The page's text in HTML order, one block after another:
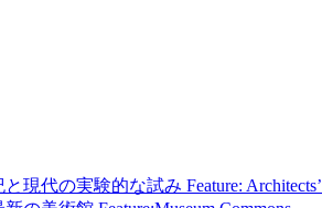
現代の実験的な試み Feature: